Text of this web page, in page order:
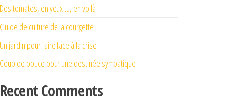
Des tomates, en veux tu, en voilà !
Guide de culture de la courgette
Un jardin pour faire face à la crise
Coup de pouce pour une destinée sympatique !
Recent Comments